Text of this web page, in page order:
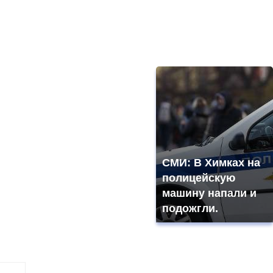
СМИ: В Химках на
полицейскую
машину напали и
подожгли.